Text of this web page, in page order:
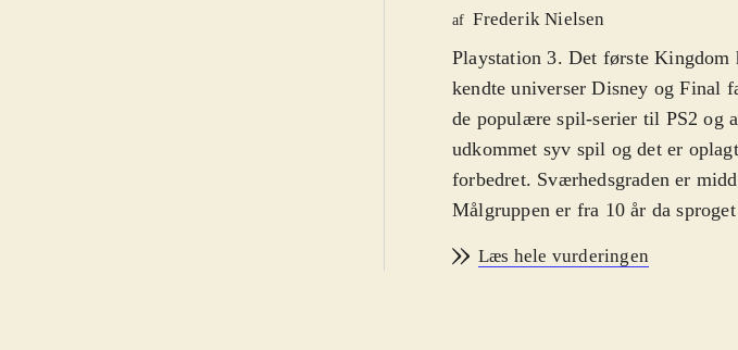
af Frederik Nielsen
Playstation 3. Det første Kingdom
kendte universer Disney og Final
de populære spil-serier til PS2 og
udkommet syv spil og det er
forbedret. Sværhedsgraden er
Målgruppen er fra 10 år da
forskellige verdner inspireret af
Læs hele vurderingen